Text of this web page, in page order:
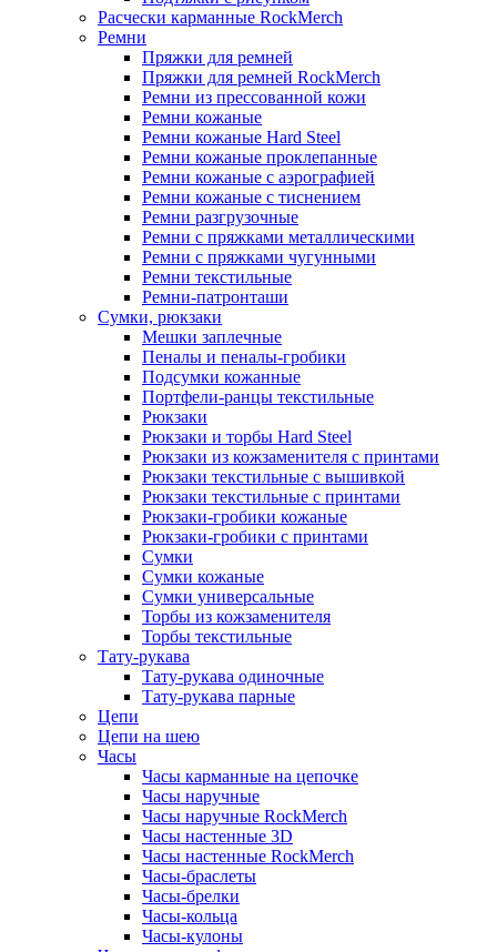
Расчески карманные RockMerch
Ремни
Пряжки для ремней
Пряжки для ремней RockMerch
Ремни из прессованной кожи
Ремни кожаные
Ремни кожаные Hard Steel
Ремни кожаные проклепанные
Ремни кожаные с аэрографией
Ремни кожаные с тиснением
Ремни разгрузочные
Ремни с пряжками металлическими
Ремни с пряжками чугунными
Ремни текстильные
Ремни-патронташи
Сумки, рюкзаки
Мешки заплечные
Пеналы и пеналы-гробики
Подсумки кожанные
Портфели-ранцы текстильные
Рюкзаки
Рюкзаки и торбы Hard Steel
Рюкзаки из кожзаменителя с принтами
Рюкзаки текстильные с вышивкой
Рюкзаки текстильные с принтами
Рюкзаки-гробики кожаные
Рюкзаки-гробики с принтами
Сумки
Сумки кожаные
Сумки универсальные
Торбы из кожзаменителя
Торбы текстильные
Тату-рукава
Тату-рукава одиночные
Тату-рукава парные
Цепи
Цепи на шею
Часы
Часы карманные на цепочке
Часы наручные
Часы наручные RockMerch
Часы настенные 3D
Часы настенные RockMerch
Часы-браслеты
Часы-брелки
Часы-кольца
Часы-кулоны